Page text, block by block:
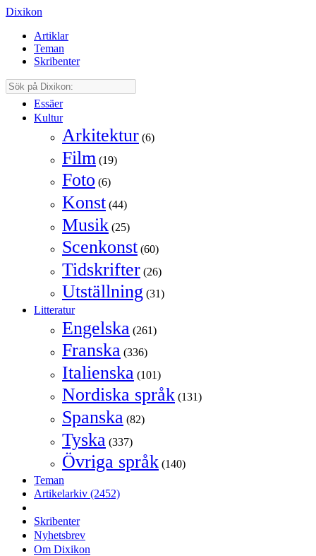
Dixikon
Artiklar
Teman
Skribenter
Essäer
Kultur
Arkitektur (6)
Film (19)
Foto (6)
Konst (44)
Musik (25)
Scenkonst (60)
Tidskrifter (26)
Utställning (31)
Litteratur
Engelska (261)
Franska (336)
Italienska (101)
Nordiska språk (131)
Spanska (82)
Tyska (337)
Övriga språk (140)
Teman
Artikelarkiv (2452)
Skribenter
Nyhetsbrev
Om Dixikon